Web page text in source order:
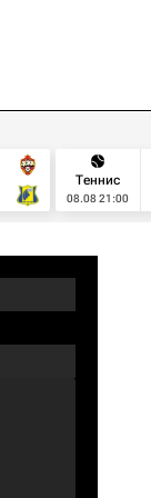
Теннис
08.08 21:00